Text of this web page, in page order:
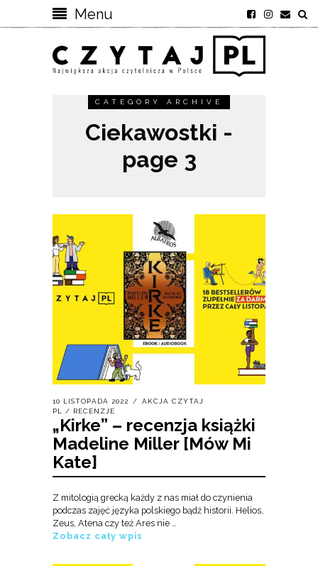
Menu
CATEGORY ARCHIVE
Ciekawostki -
page 3
10 LISTOPADA 2022
AKCJA CZYTAJ
PL
/ RECENZJE
„Kirke” – recenzja książki
Madeline Miller [Mów Mi
Kate]
Z mitologią grecką każdy z nas miał do czynienia
podczas zajęć języka polskiego bądź historii. Helios,
Zeus, Atena czy też Ares nie …
Zobacz cały wpis